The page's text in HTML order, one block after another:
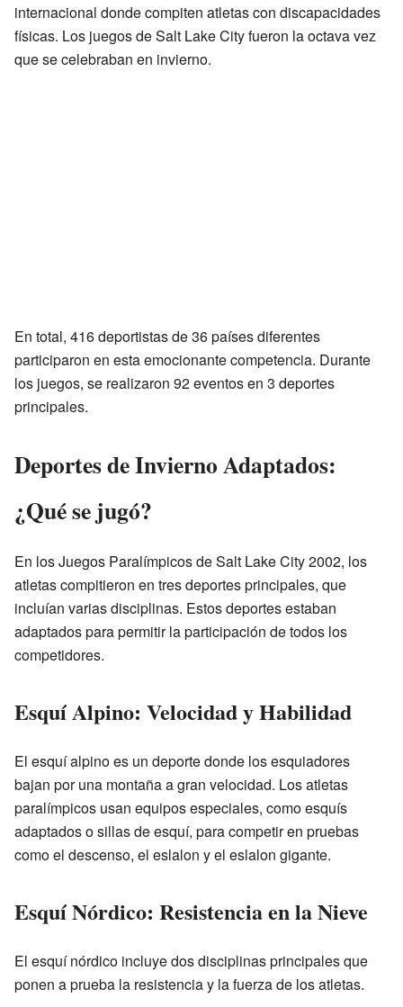
internacional donde compiten atletas con discapacidades
físicas. Los juegos de Salt Lake City fueron la octava vez
que se celebraban en invierno.
En total, 416 deportistas de 36 países diferentes
participaron en esta emocionante competencia. Durante
los juegos, se realizaron 92 eventos en 3 deportes
principales.
Deportes de Invierno Adaptados:
¿Qué se jugó?
En los Juegos Paralímpicos de Salt Lake City 2002, los
atletas compitieron en tres deportes principales, que
incluían varias disciplinas. Estos deportes estaban
adaptados para permitir la participación de todos los
competidores.
Esquí Alpino: Velocidad y Habilidad
El esquí alpino es un deporte donde los esquiadores
bajan por una montaña a gran velocidad. Los atletas
paralímpicos usan equipos especiales, como esquís
adaptados o sillas de esquí, para competir en pruebas
como el descenso, el eslalon y el eslalon gigante.
Esquí Nórdico: Resistencia en la Nieve
El esquí nórdico incluye dos disciplinas principales que
ponen a prueba la resistencia y la fuerza de los atletas.